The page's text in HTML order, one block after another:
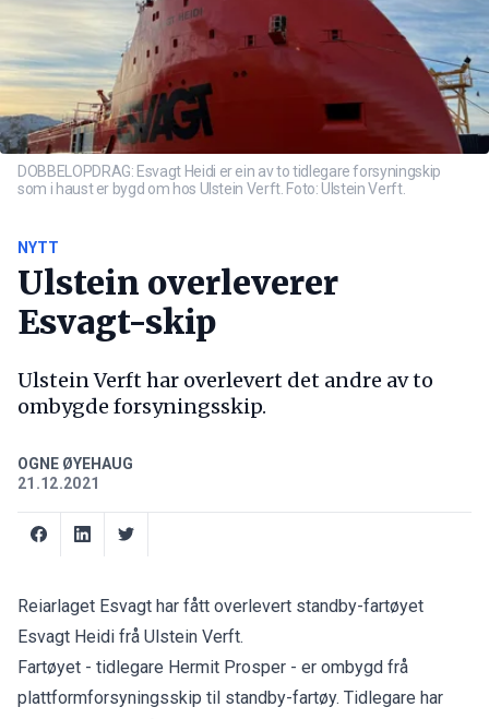
DOBBELOPDRAG: Esvagt Heidi er ein av to tidlegare forsyningskip
som i haust er bygd om hos Ulstein Verft. Foto: Ulstein Verft.
NYTT
Ulstein overleverer
Esvagt-skip
Ulstein Verft har overlevert det andre av to
ombygde forsyningsskip.
OGNE ØYEHAUG
21.12.2021
Reiarlaget Esvagt har fått overlevert standby-fartøyet
Esvagt Heidi frå Ulstein Verft.
Fartøyet - tidlegare Hermit Prosper - er ombygd frå
plattformforsyningsskip til standby-fartøy. Tidlegare har